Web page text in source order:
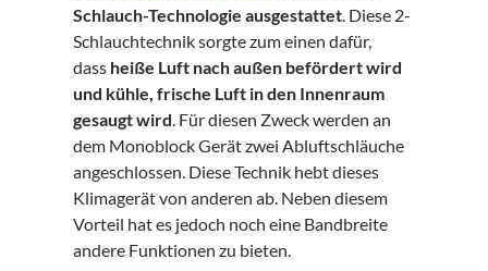
Schlauch-Technologie ausgestattet. Diese 2-
Schlauchtechnik sorgte zum einen dafür,
dass heiße Luft nach außen befördert wird
und kühle, frische Luft in den Innenraum
gesaugt wird. Für diesen Zweck werden an
dem Monoblock Gerät zwei Abluftschläuche
angeschlossen. Diese Technik hebt dieses
Klimagerät von anderen ab. Neben diesem
Vorteil hat es jedoch noch eine Bandbreite
andere Funktionen zu bieten.